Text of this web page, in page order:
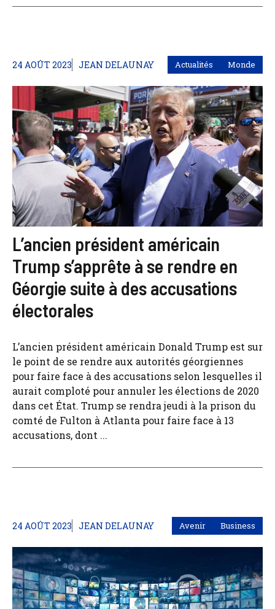
24 AOÛT 2023 JEAN DELAUNAY Actualités Monde
L’ancien président américain
Trump s’apprête à se rendre en
Géorgie suite à des accusations
électorales
L’ancien président américain Donald Trump est sur
le point de se rendre aux autorités géorgiennes
pour faire face à des accusations selon lesquelles il
aurait comploté pour annuler les élections de 2020
dans cet État. Trump se rendra jeudi à la prison du
comté de Fulton à Atlanta pour faire face à 13
accusations, dont ...
24 AOÛT 2023 JEAN DELAUNAY Avenir Business